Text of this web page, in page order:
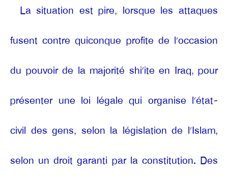
La situation est pire, lorsque les attaques
fusent contre quiconque profite de l’occasion
du pouvoir de la majorité shi’ite en Iraq, pour
présenter une loi légale qui organise l’état-
civil des gens, selon la législation de l’Islam,
selon un droit garanti par la constitution. Des